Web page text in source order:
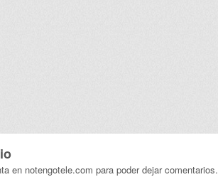
en notengotele.com para poder dejar comentarios.